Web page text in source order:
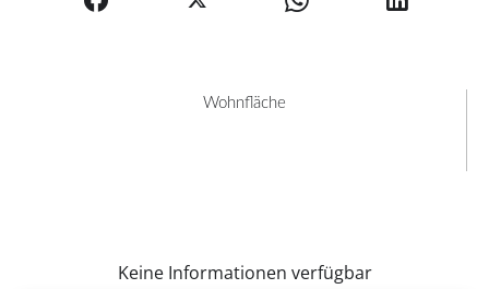
Wohnfläche
Keine Informationen verfügbar